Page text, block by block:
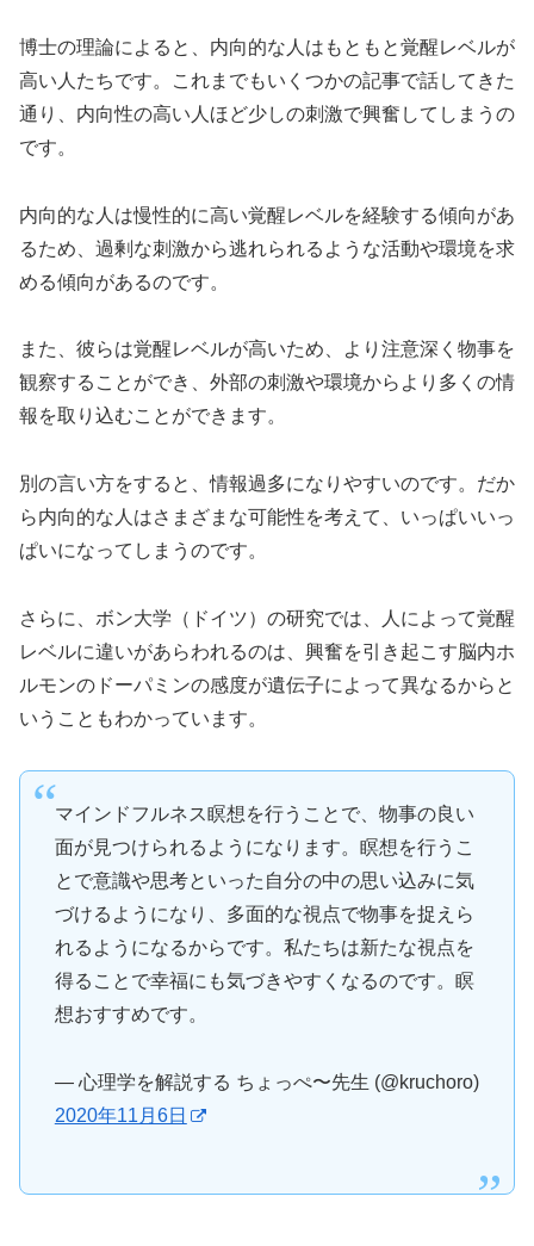
博士の理論によると、内向的な人はもともと覚醒レベルが
高い人たちです。
これまでもいくつかの記事で話してきた
通り、内向性の高い人ほど少しの刺激で興奮してしまうの
です。
内向的な人は慢性的に高い覚醒レベルを経験する傾向があ
るため、過剰な刺激から逃れられるような活動や環境を求
める傾向があるのです。
また、彼らは覚醒レベルが高いため、より注意深く物事を
観察することができ、外部の刺激や環境からより多くの情
報を取り込むことができます。
別の言い方をすると、情報過多になりやすいのです。だか
ら内向的な人はさまざまな可能性を考えて、いっぱいいっ
ぱいになってしまうのです。
さらに、ボン大学（ドイツ）の研究では、人によって覚醒
レベルに違いがあらわれるのは、興奮を引き起こす脳内ホ
ルモンのドーパミンの感度が遺伝子によって異なるからと
いうこともわかっています。
マインドフルネス瞑想を行うことで、物事の良い
面が見つけられるようになります。瞑想を行うこ
とで意識や思考といった自分の中の思い込みに気
づけるようになり、多面的な視点で物事を捉えら
れるようになるからです。私たちは新たな視点を
得ることで幸福にも気づきやすくなるのです。瞑
想おすすめです。
— 心理学を解説する ちょっぺ〜先生 (@kruchoro)
2020年11月6日